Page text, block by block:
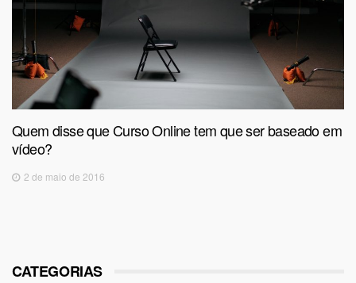
Quem disse que Curso Online tem que ser baseado em
vídeo?
2 de maio de 2016
CATEGORIAS